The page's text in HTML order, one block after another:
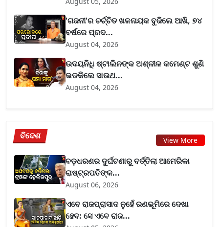
'ଗଜନୀ'ର ଚର୍ଚ୍ଚିତ ଖଳନାୟକ ବୁଜିଲେ ଆଖି, ୭୪
ବର୍ଷରେ ପ୍ରଦ...
August 04, 2026
ଉଦୟନିଧି ଷ୍ଟାଲିନଙ୍କ ଅଶ୍ଳୀଳ କମେଣ୍ଟ ଶୁଣି
ଭଡକିଲେ ସାଉଥ...
August 04, 2026
ବିଦେଶ View More
ବଡ଼ଧରଣର ଦୁର୍ଘଟଣାରୁ ବର୍ତ୍ତିଲା ଆମେରିକା
ରାଷ୍ଟ୍ରପତିଙ୍କ...
August 06, 2026
ଏବେ ରାଜପ୍ରାସାଦ ନୁହେଁ ରଣଭୂମିରେ ଦେଖା
ହେବ: ସେ ଏବେ ରାଜ...